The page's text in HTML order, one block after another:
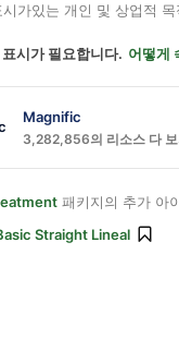
가있는 개인 및 상업적
시가 필요합니다. 어떻게
Magnific
3,282,856의 리소스 다 보
패키지의 추가 아
Straight Lineal